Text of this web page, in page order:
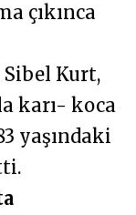
çıkınca
Sibel Kurt,
karı- koca
yaşındaki